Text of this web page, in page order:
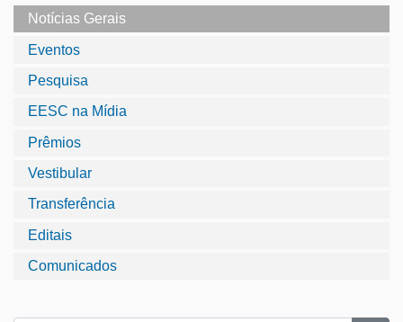
Notícias Gerais
Eventos
Pesquisa
EESC na Mídia
Prêmios
Vestibular
Transferência
Editais
Comunicados